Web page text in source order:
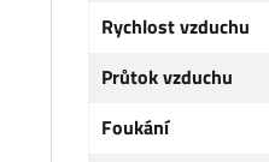
Rychlost vzduchu
Průtok vzduchu
Foukání